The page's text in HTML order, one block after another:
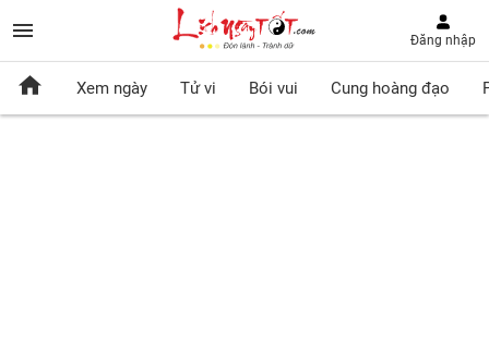
Đăng nhập
Xem ngày Tử vi Bói vui Cung hoàng đạo